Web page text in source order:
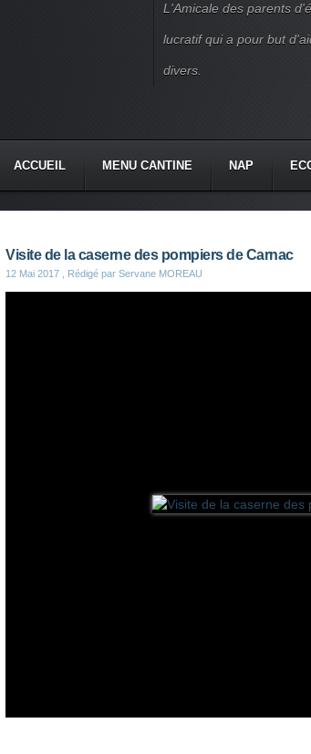
L'Amicale des parents
lucratif qui a pour but
divers.
ACCUEIL MENU CANTINE NAP
Visite de la caserne des pompiers de Carnac
12 Mai 2017 , Rédigé par Servane MOREAU